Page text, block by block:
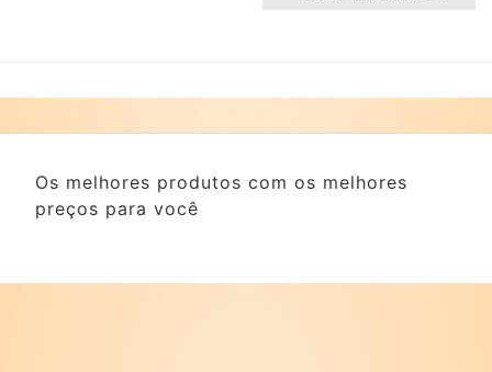
Os melhores produtos com os melhores
preços para você